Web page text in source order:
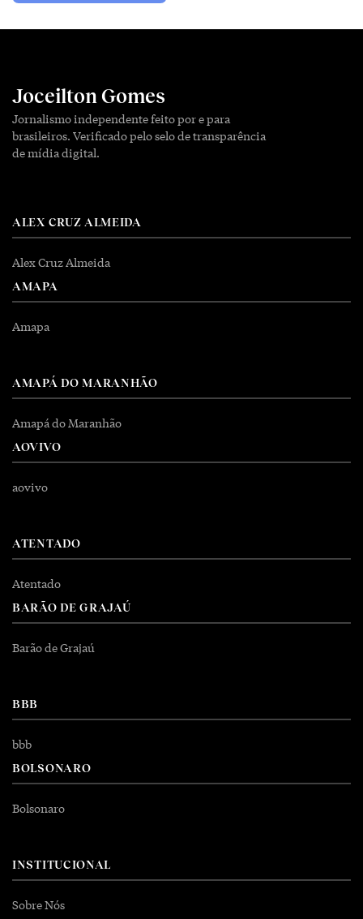
Joceilton Gomes
Jornalismo independente feito por e para
brasileiros. Verificado pelo selo de transparência
de mídia digital.
ALEX CRUZ ALMEIDA
Alex Cruz Almeida
AMAPA
Amapa
AMAPÁ DO MARANHÃO
Amapá do Maranhão
AOVIVO
aovivo
ATENTADO
Atentado
BARÃO DE GRAJAÚ
Barão de Grajaú
BBB
bbb
BOLSONARO
Bolsonaro
INSTITUCIONAL
Sobre Nós